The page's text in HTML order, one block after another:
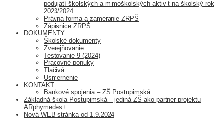
podujatí školských a mimoškolských aktivít na školský rok
2023/2024
Právna forma a zameranie ZRPŠ
Zápisnice ZRPŠ
DOKUMENTY
Školské dokumenty
Zverejňovanie
Testovanie 9 (2024)
Pracovné ponuky
Tlačivá
Usmernenie
KONTAKT
Bankové spojenia – ZŠ Postupimská
Základná škola Postupimská – jediná ZŠ ako partner projektu
ARphymedes+
Nová WEB stránka od 1.9.2024